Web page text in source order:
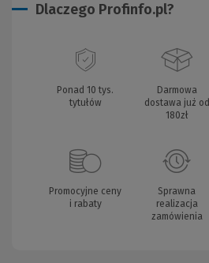
Dlaczego Profinfo.pl?
Ponad 10 tys.
tytułów
Darmowa
dostawa już od
180zł
Promocyjne ceny
i rabaty
Sprawna
realizacja
zamówienia